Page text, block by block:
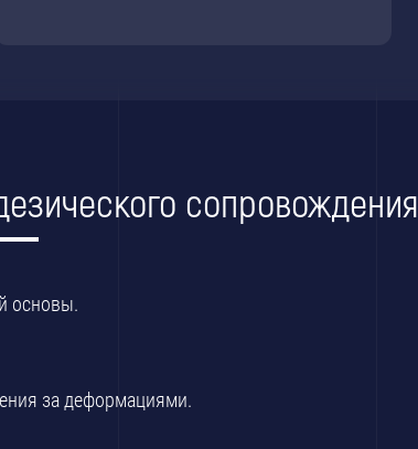
сопровождения
основы.
за деформациями.